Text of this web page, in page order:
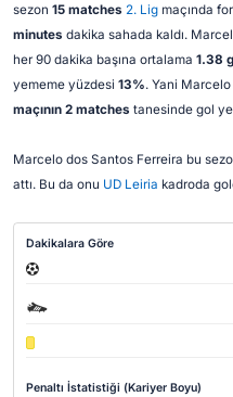
sezon 15 matches 2. Ligmaçında
minutes dakika sahada kaldı.
her 90 dakika başına ortalama 1.38
yememe yüzdesi 13%. Yani
maçının 2 matches tanesinde gol
Marcelo dos Santos Ferreira bu
attı. Bu da onu UD Leiria kadroda
Dakikalara Göre
Penaltı İstatistiği (Kariyer Boyu)